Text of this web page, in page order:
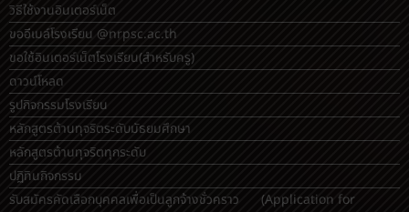
วิธีใช้งานอินเตอร์เน็ต
ขออีเมล์โรงเรียน @nrpsc.ac.th
ขอใช้อินเตอร์เน็ตโรงเรียน(สำหรับครู)
ดาวน์โหลด
รูปกิจกรรมโรงเรียน
หลักสูตรต้านทุจริตระดับมัธยมศึกษา
หลักสูตรต้านทุจริตทุกระดับ
ปฏิทินกิจกรรม
รับสมัครคัดเลือกบุคคลเพื่อเป็นลูกจ้างชั่วคราว (Application for